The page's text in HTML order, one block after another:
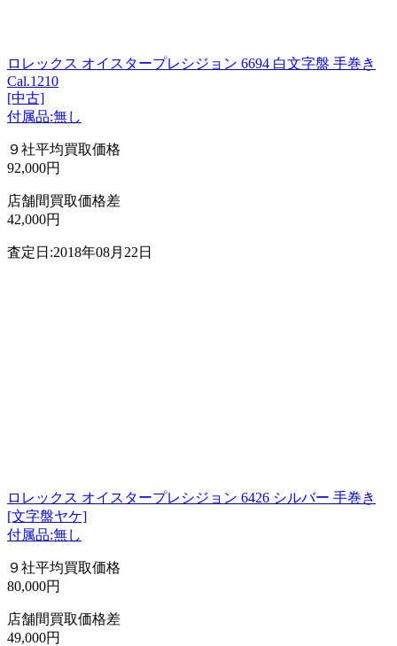
ロレックス オイスタープレシジョン 6694 白文字盤 手巻き
Cal.1210
[中古]
付属品:無し
９社平均買取価格
92,000円
店舗間買取価格差
42,000円
査定日:2018年08月22日
ロレックス オイスタープレシジョン 6426 シルバー 手巻き
[文字盤ヤケ]
付属品:無し
９社平均買取価格
80,000円
店舗間買取価格差
49,000円